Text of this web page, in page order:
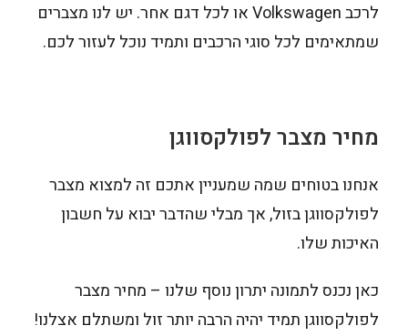
לרכב Volkswagen או לכל דגם אחר. יש לנו מצברים
שמתאימים לכל סוגי הרכבים ותמיד נוכל לעזור לכם.
מחיר מצבר לפולקסווגן
אנחנו בטוחים שמה שמעניין אתכם זה למצוא מצבר
לפולקסווגן בזול, אך מבלי שהדבר יבוא על חשבון
האיכות שלו.
כאן נכנס לתמונה יתרון נוסף שלנו – מחיר מצבר
לפולקסווגן תמיד יהיה הרבה יותר זול ומשתלם אצלנו!